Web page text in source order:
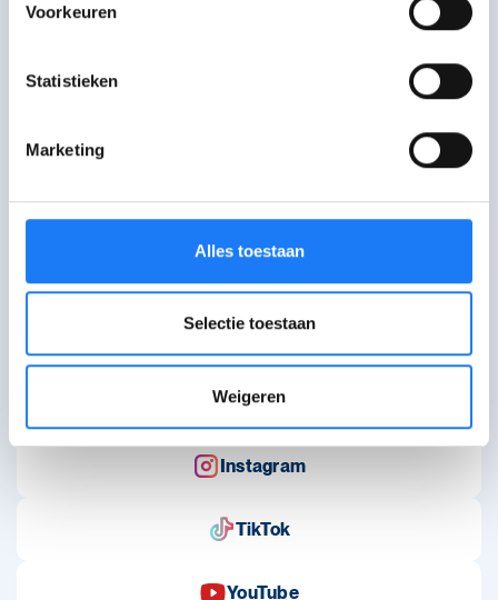
Voorkeuren
Statistieken
Marketing
Alles toestaan
Selectie toestaan
Weigeren
WAT WAT brengt info voor jongeren via artikels, verhalen
en hulplijnen.
Bestel infomateriaal
Contact
Volg ons op sociale media
Instagram
TikTok
YouTube